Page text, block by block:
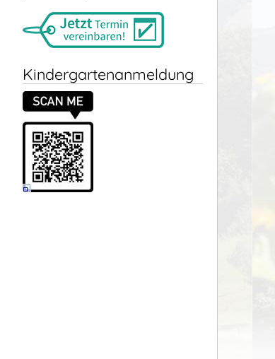
Kindergartenanmeldung